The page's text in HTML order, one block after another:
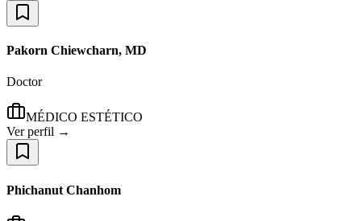
Pakorn Chiewcharn, MD
Doctor
MÉDICO ESTÉTICO
Ver perfil →
Phichanut Chanhom